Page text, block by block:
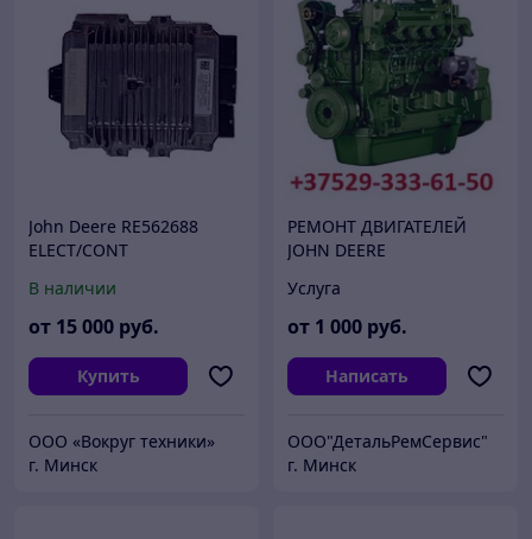
John Deere RE562688
ELECT/CONT
В наличии
от 15 000 руб.
Купить
ООО «Вокруг техники»
г. Минск
РЕМОНТ ДВИГАТЕЛЕЙ
JOHN DEERE
Услуга
от 1 000 руб.
Написать
ООО"ДетальРемСервис"
г. Минск